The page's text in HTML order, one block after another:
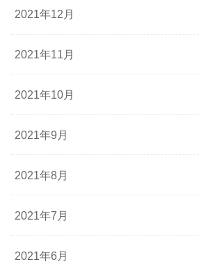
2021年12月
2021年11月
2021年10月
2021年9月
2021年8月
2021年7月
2021年6月